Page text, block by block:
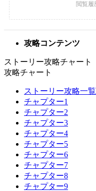
攻略コンテンツ
ストーリー攻略チャート
攻略チャート
ストーリー攻略一覧
チャプター1
チャプター2
チャプター3
チャプター4
チャプター5
チャプター6
チャプター7
チャプター8
チャプター9